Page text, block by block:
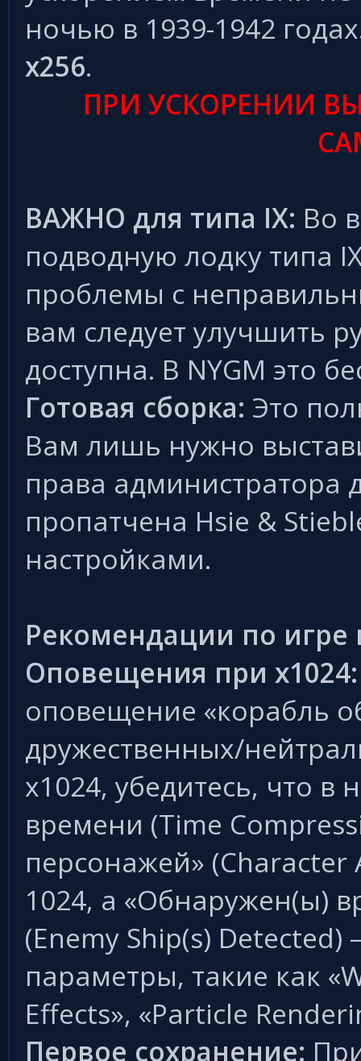
ночью в 1939-1942
x256.
ПРИ УСКОРЕНИИ
ВАЖНО для типа IX: Во
подводную лодку типа
проблемы с
вам следует улучшить
доступна. В NYGM это
Готовая сборка: Это
Вам лишь нужно
права администратора
пропатчена Hsie &
настройками.
Рекомендации по игре
Оповещения при x1024:
оповещение «корабль
дружественных/
x1024, убедитесь, что в
времени (Time
персонажей»
1024, а «Обнаружен(ы)
(Enemy Ship(s)
параметры, такие как
Effects», «Particle
Первое сохранение: